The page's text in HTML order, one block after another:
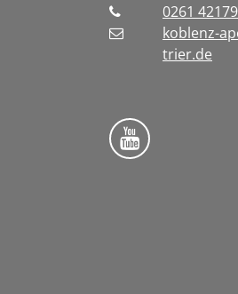
0261 42179
koblenz-
trier.de
Bistum